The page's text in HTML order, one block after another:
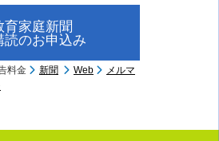
育家庭新聞
読のお申込み
料金 新聞 Web
メルマ